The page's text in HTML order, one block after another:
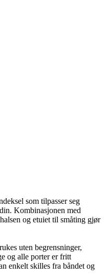
som tilpasser seg
Kombinasjonen med
og etuiet til småting gjør
uten begrensninger,
og alle porter er fritt
enkelt skilles fra båndet og